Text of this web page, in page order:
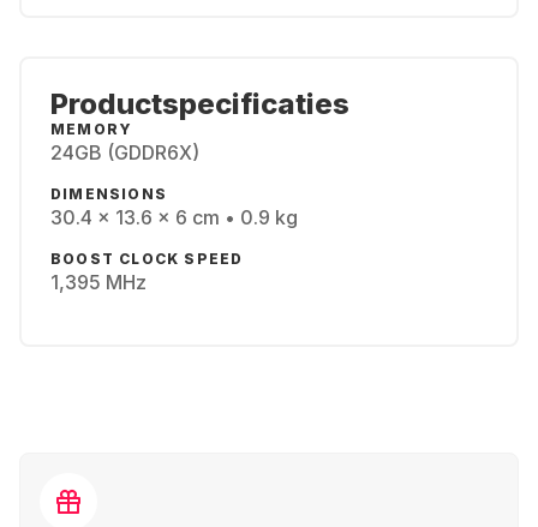
Productspecificaties
MEMORY
24GB (GDDR6X)
DIMENSIONS
30.4 x 13.6 x 6 cm • 0.9 kg
BOOST CLOCK SPEED
1,395 MHz